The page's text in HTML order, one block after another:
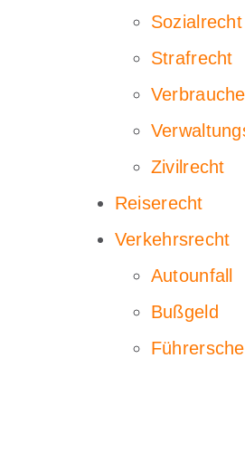
Sozialrecht
Strafrecht
Zivilrecht
Reiserecht
Verkehrsrecht
Autounfall
Bußgeld